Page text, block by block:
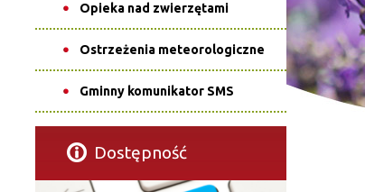
Opieka nad zwierzętami
Ostrzeżenia meteorologiczne
Gminny komunikator SMS
Dostępność